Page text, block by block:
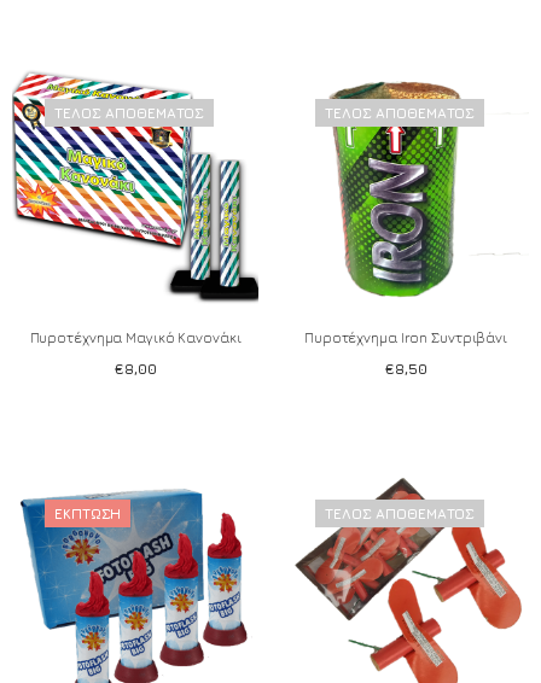
Add to wishlist Add to wishlist
ΤΈΛΟΣ ΑΠΟΘΈΜΑΤΟΣ
Πυροτέχνημα Μαγικό Κανονάκι
€8,00
Add to wishlist
ΤΈΛΟΣ ΑΠΟΘΈΜΑΤΟΣ
Πυροτέχνημα Iron Συντριβάνι
€8,50
Add to wishlist
ΈΚΠΤΩΣΗ ΤΈΛΟΣ ΑΠΟΘΈΜΑΤΟΣ